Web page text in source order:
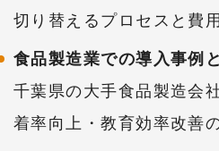
切り替えるプロセスと費
食品製造業での導入事例
千葉県の大手食品製造会
着率向上・教育効率改善